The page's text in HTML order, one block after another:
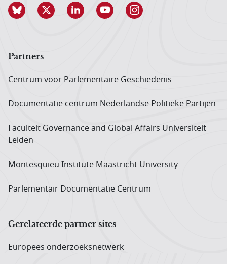
Partners
Centrum voor Parlementaire Geschiedenis
Documentatie centrum Neder­landse Politieke Partijen
Faculteit Governance and Global Affairs Universiteit
Leiden
Montesquieu Institute Maastricht University
Parlementair Documentatie Centrum
Gerelateerde partner sites
Europees onderzoeks­netwerk